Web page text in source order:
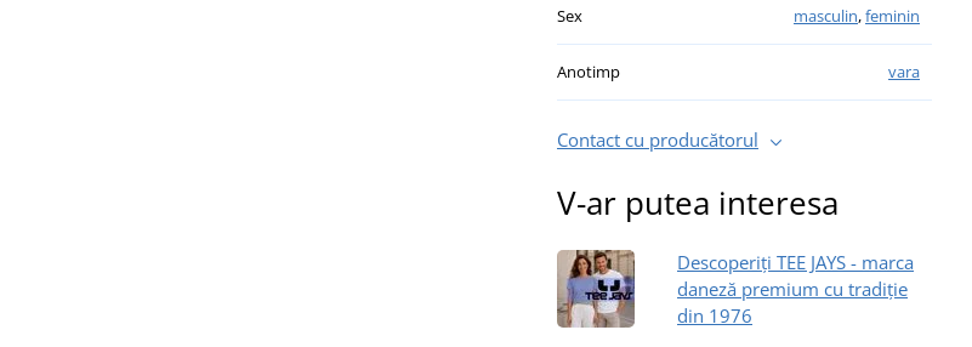
Sex masculin,feminin
Anotimp vara
Contact cu producătorul
V-ar putea interesa
Descoperiți TEE JAYS - marca
daneză premium cu tradiție
din 1976